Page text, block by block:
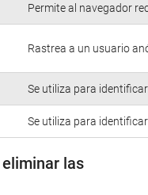
Permite al navegador
Rastrea a un usuario
Se utiliza para
Se utiliza para
las